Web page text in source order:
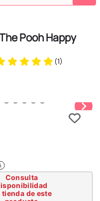
Pooh Happy
(1)
Consulta
tienda de este